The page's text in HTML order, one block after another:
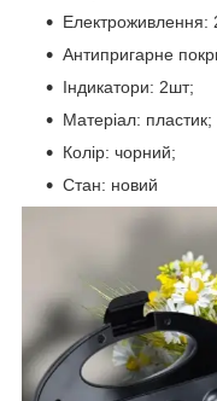
Антипригарне
Індикатори: 2шт;
Матеріал: пластик;
Колір: чорний;
Стан: новий